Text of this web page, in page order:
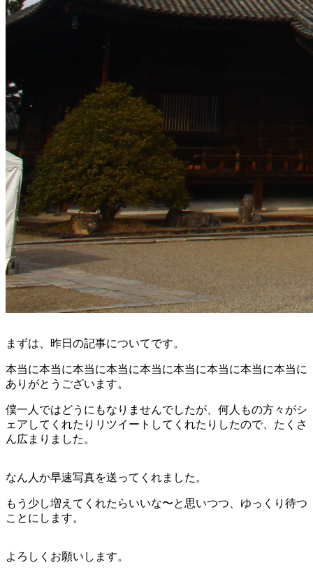
まずは、昨日の記事についてです。
本当に本当に本当に本当に本当に本当に本当に本当に本当に
ありがとうございます。
僕一人ではどうにもなりませんでしたが、何人もの方々がシ
ェアしてくれたりリツイートしてくれたりしたので、たくさ
ん広まりました。
なん人か早速写真を送ってくれました。
もう少し増えてくれたらいいな〜と思いつつ、ゆっくり待つ
ことにします。
よろしくお願いします。